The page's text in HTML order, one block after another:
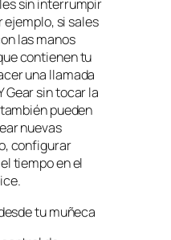
sin interrumpir
ejemplo, si sales
las manos
contienen tu
una llamada
Gear sin tocar la
pueden
nuevas
configurar
tiempo en el
tu muñeca